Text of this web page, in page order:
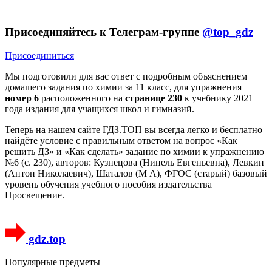
Присоединяйтесь к Телеграм-группе @top_gdz
Присоединиться
Мы подготовили для вас ответ c подробным объяснением
домашего задания по химии за 11 класс, для упражнения
номер 6 расположенного на странице 230 к учебнику 2021
года издания для учащихся школ и гимназий.
Теперь на нашем сайте ГДЗ.ТОП вы всегда легко и бесплатно
найдёте условие с правильным ответом на вопрос «Как
решить ДЗ» и «Как сделать» задание по химии к упражнению
№6 (с. 230), авторов: Кузнецова (Нинель Евгеньевна), Левкин
(Антон Николаевич), Шаталов (М А), ФГОС (старый) базовый
уровень обучения учебного пособия издательства
Просвещение.
gdz.top
Популярные предметы